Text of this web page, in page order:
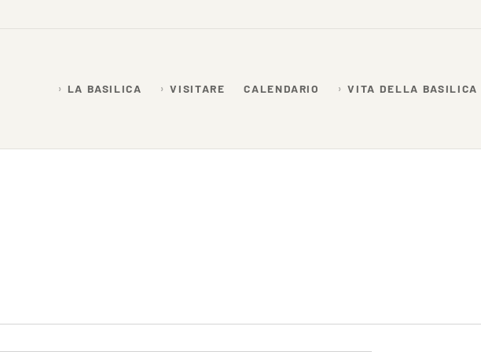
LA BASILICA VISITARE CALENDARIO VITA DELLA BASILICA